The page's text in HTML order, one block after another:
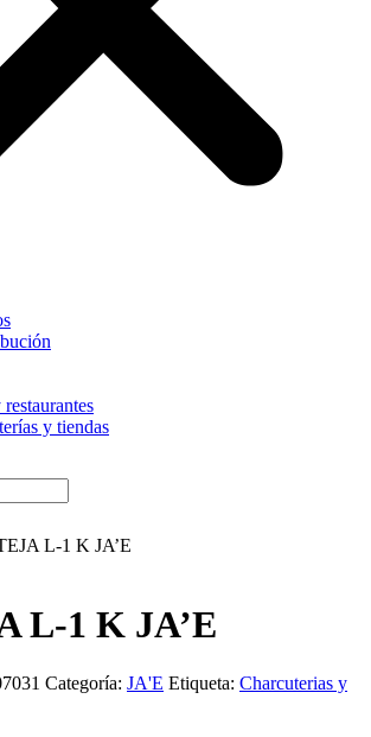
y tiendas
L-1 K JA’E
L-1 K JA’E
Categoría: JA'E Etiqueta: Charcuterias y